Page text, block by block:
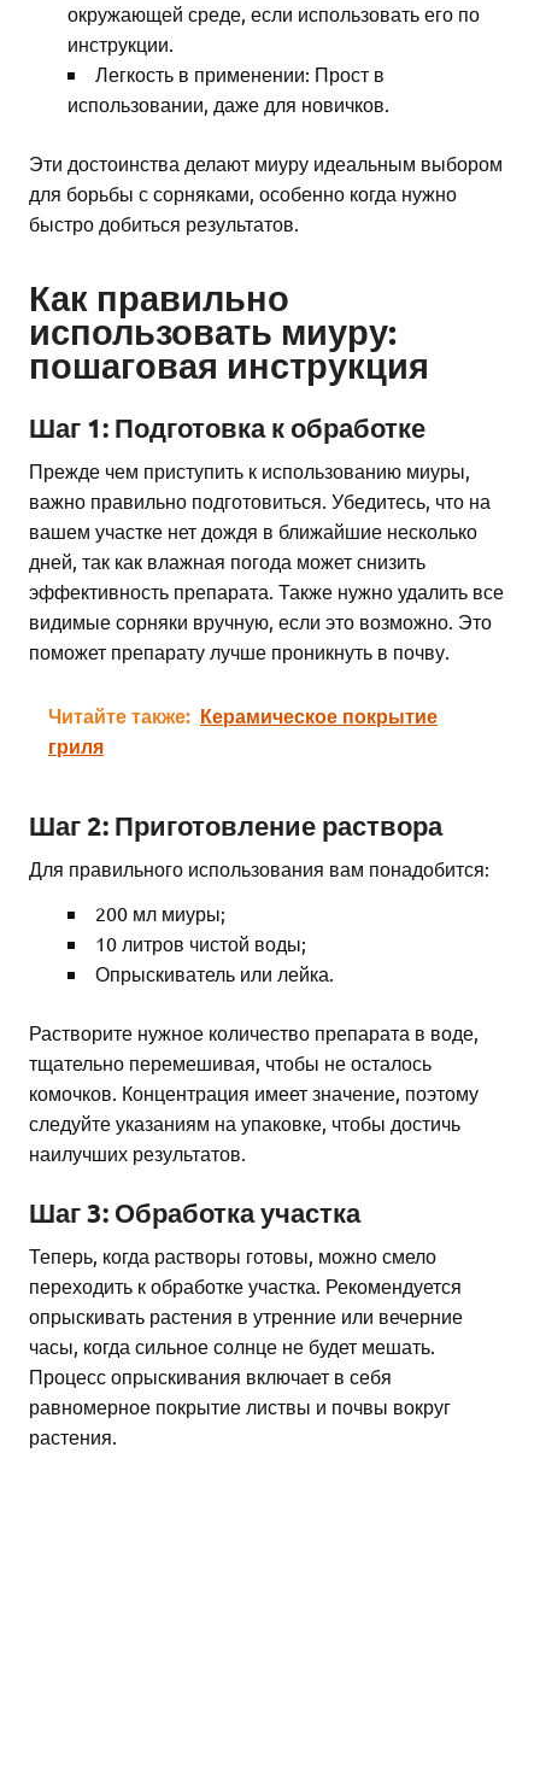
окружающей среде, если использовать его по
инструкции.
Легкость в применении: Прост в
использовании, даже для новичков.
Эти достоинства делают миуру идеальным выбором
для борьбы с сорняками, особенно когда нужно
быстро добиться результатов.
Как правильно
использовать миуру:
пошаговая инструкция
Шаг 1: Подготовка к обработке
Прежде чем приступить к использованию миуры,
важно правильно подготовиться. Убедитесь, что на
вашем участке нет дождя в ближайшие несколько
дней, так как влажная погода может снизить
эффективность препарата. Также нужно удалить все
видимые сорняки вручную, если это возможно. Это
поможет препарату лучше проникнуть в почву.
Читайте также: Керамическое покрытие
гриля
Шаг 2: Приготовление раствора
Для правильного использования вам понадобится:
200 мл миуры;
10 литров чистой воды;
Опрыскиватель или лейка.
Растворите нужное количество препарата в воде,
тщательно перемешивая, чтобы не осталось
комочков. Концентрация имеет значение, поэтому
следуйте указаниям на упаковке, чтобы достичь
наилучших результатов.
Шаг 3: Обработка участка
Теперь, когда растворы готовы, можно смело
переходить к обработке участка. Рекомендуется
опрыскивать растения в утренние или вечерние
часы, когда сильное солнце не будет мешать.
Процесс опрыскивания включает в себя
равномерное покрытие листвы и почвы вокруг
растения.